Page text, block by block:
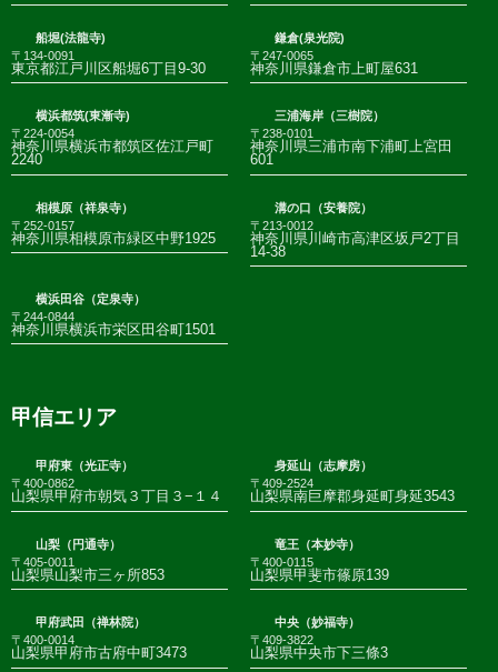
船堀(法龍寺)
〒134-0091
東京都江戸川区船堀6丁目9-30
鎌倉(泉光院)
〒247-0065
神奈川県鎌倉市上町屋631
横浜都筑(東漸寺)
〒224-0054
神奈川県横浜市都筑区佐江戸町
2240
三浦海岸（三樹院）
〒238-0101
神奈川県三浦市南下浦町上宮田
601
相模原（祥泉寺）
〒252-0157
神奈川県相模原市緑区中野1925
溝の口（安養院）
〒213-0012
神奈川県川崎市高津区坂戸2丁目
14-38
横浜田谷（定泉寺）
〒244-0844
神奈川県横浜市栄区田谷町1501
甲信エリア
甲府東（光正寺）
〒400-0862
山梨県甲府市朝気３丁目３−１４
身延山（志摩房）
〒409-2524
山梨県南巨摩郡身延町身延3543
山梨（円通寺）
〒405-0011
山梨県山梨市三ヶ所853
竜王（本妙寺）
〒400-0115
山梨県甲斐市篠原139
甲府武田（禅林院）
〒400-0014
山梨県甲府市古府中町3473
中央（妙福寺）
〒409-3822
山梨県中央市下三條3